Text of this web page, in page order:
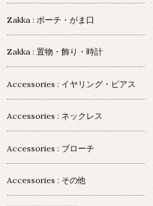
Zakka : ポーチ・がま口
Zakka : 置物・飾り・時計
Accessories : イヤリング・ピアス
Accessories : ネックレス
Accessories : ブローチ
Accessories : その他